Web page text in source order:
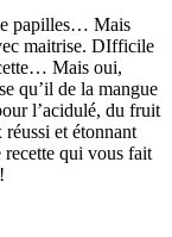
papilles… Mais
maitrise. DIfficile
Mais oui,
qu’il de la mangue
l’acidulé, du fruit
et étonnant
recette qui vous fait